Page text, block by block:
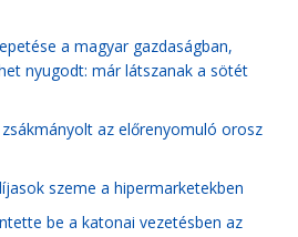
a magyar gazdaságban,
nyugodt: már látszanak a sötét
az előrenyomuló orosz
szeme a hipermarketekben
be a katonai vezetésben az